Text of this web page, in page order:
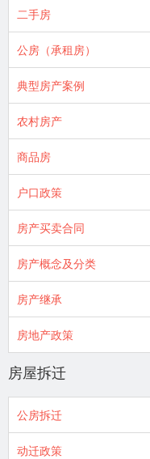
二手房
公房（承租房）
典型房产案例
农村房产
商品房
户口政策
房产买卖合同
房产概念及分类
房产继承
房地产政策
房屋拆迁
公房拆迁
动迁政策